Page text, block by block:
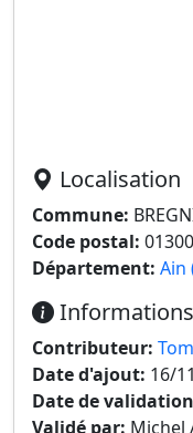
Localisation
Commune:
Code postal: 01300
Département: Ain
Informations
Contributeur: Tom
Date d'ajout: 16/
Date de
Validé par: Michel